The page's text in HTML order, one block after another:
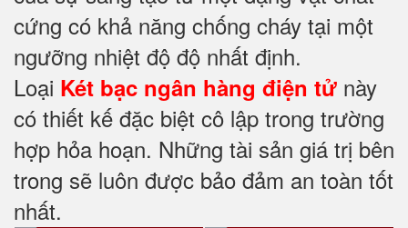
cứng có khả năng chống cháy tại một
ngưỡng nhiệt độ độ nhất định.
Loại Két bạc ngân hàng điện tử này
có thiết kế đặc biệt cô lập trong trường
hợp hỏa hoạn. Những tài sản giá trị bên
trong sẽ luôn được bảo đảm an toàn tốt
nhất.